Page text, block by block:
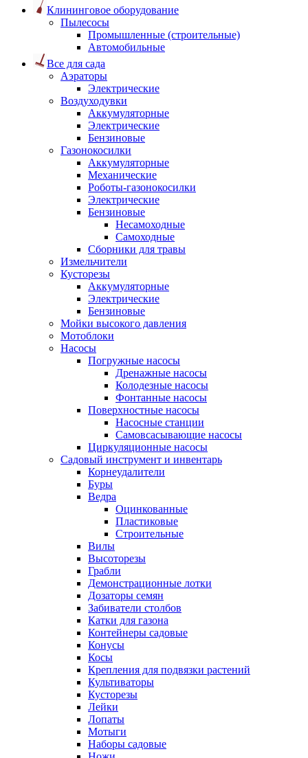
Клининговое оборудование
Пылесосы
Промышленные (строительные)
Автомобильные
Все для сада
Аэраторы
Электрические
Воздуходувки
Аккумуляторные
Электрические
Бензиновые
Газонокосилки
Аккумуляторные
Механические
Роботы-газонокосилки
Электрические
Бензиновые
Несамоходные
Самоходные
Сборники для травы
Измельчители
Кусторезы
Аккумуляторные
Электрические
Бензиновые
Мойки высокого давления
Мотоблоки
Насосы
Погружные насосы
Дренажные насосы
Колодезные насосы
Фонтанные насосы
Поверхностные насосы
Насосные станции
Самовсасывающие насосы
Циркуляционные насосы
Садовый инструмент и инвентарь
Корнеудалители
Буры
Ведра
Оцинкованные
Пластиковые
Строительные
Вилы
Высоторезы
Грабли
Демонстрационные лотки
Дозаторы семян
Забиватели столбов
Катки для газона
Контейнеры садовые
Конусы
Косы
Крепления для подвязки растений
Культиваторы
Кусторезы
Лейки
Лопаты
Мотыги
Наборы садовые